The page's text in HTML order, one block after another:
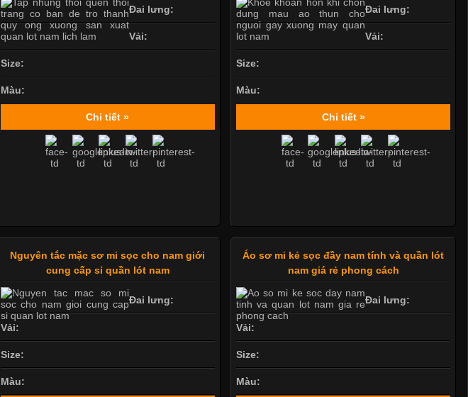
Đai lưng:
Vải:
Size:
Màu:
Chi tiết »
Đai lưng:
Vải:
Size:
Màu:
Chi tiết »
Nguyên tắc mặc sơ mi sọc cho nam giới
cung cấp sỉ quần lót nam
Đai lưng:
Vải:
Size:
Màu:
Áo sơ mi kẻ sọc đầy nam tính và quần lót
nam giá rẻ phong cách
Đai lưng:
Vải:
Size:
Màu: